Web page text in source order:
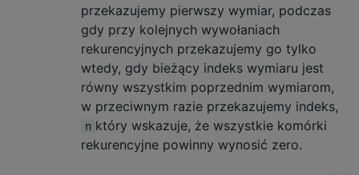
przekazujemy pierwszy wymiar, podczas
gdy przy kolejnych wywołaniach
rekurencyjnych przekazujemy go tylko
wtedy, gdy bieżący indeks wymiaru jest
równy wszystkim poprzednim wymiarom,
w przeciwnym razie przekazujemy indeks,
n który wskazuje, że wszystkie komórki
rekurencyjne powinny wynosić zero.